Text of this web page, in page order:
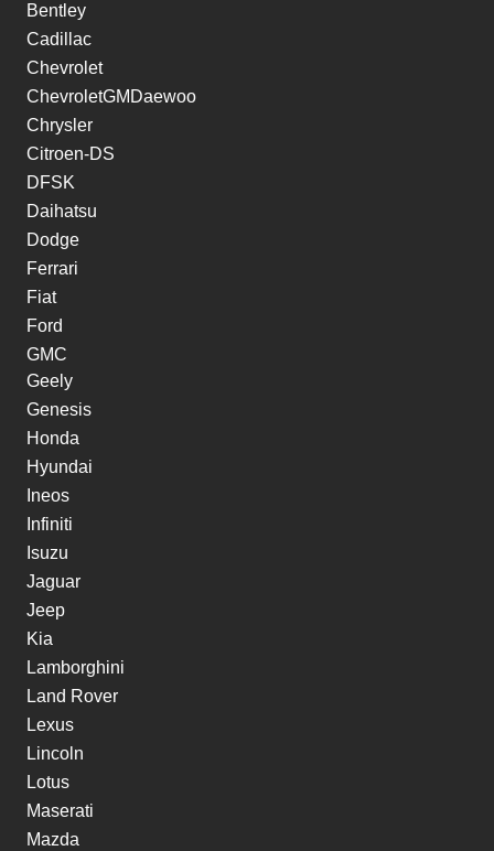
Bentley
Cadillac
Chevrolet
ChevroletGMDaewoo
Chrysler
Citroen-DS
DFSK
Daihatsu
Dodge
Ferrari
Fiat
Ford
GMC
Geely
Genesis
Honda
Hyundai
Ineos
Infiniti
Isuzu
Jaguar
Jeep
Kia
Lamborghini
Land Rover
Lexus
Lincoln
Lotus
Maserati
Mazda